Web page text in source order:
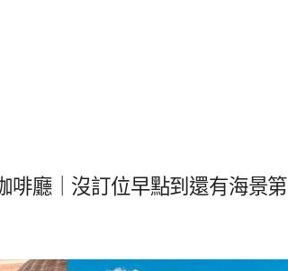
啡廳｜沒訂位早點到還有海景